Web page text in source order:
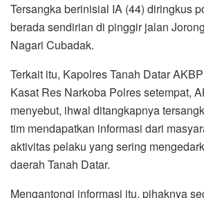
Tersangka berinisial IA (44) diringkus
berada sendirian di pinggir jalan
Nagari Cubadak.
Terkait itu, Kapolres Tanah Datar
Kasat Res Narkoba Polres setempat,
menyebut, ihwal ditangkapnya
tim mendapatkan informasi dari
aktivitas pelaku yang sering
daerah Tanah Datar.
Mengantongi informasi itu, pihaknya